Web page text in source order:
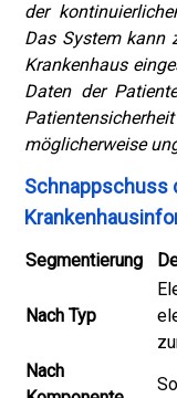
der
Das System kann
Krankenhaus
Daten der
möglicherweise
Schnappschuss
Segmentierung
Nach Typ
Nach